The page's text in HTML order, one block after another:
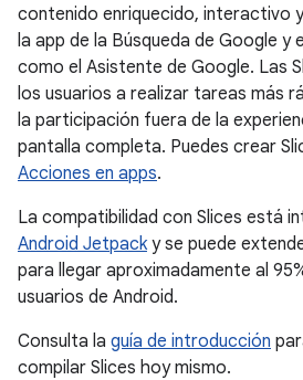
contenido enriquecido, interactivo
la app de la Búsqueda de Google
como el Asistente de Google. Las
los usuarios a realizar tareas más
la participación fuera de la
pantalla completa. Puedes crear
Acciones en apps.
La compatibilidad con Slices está
Android Jetpacky se puede
para llegar aproximadamente al
usuarios de Android.
Consulta la guía de introducción
compilar Slices hoy mismo.